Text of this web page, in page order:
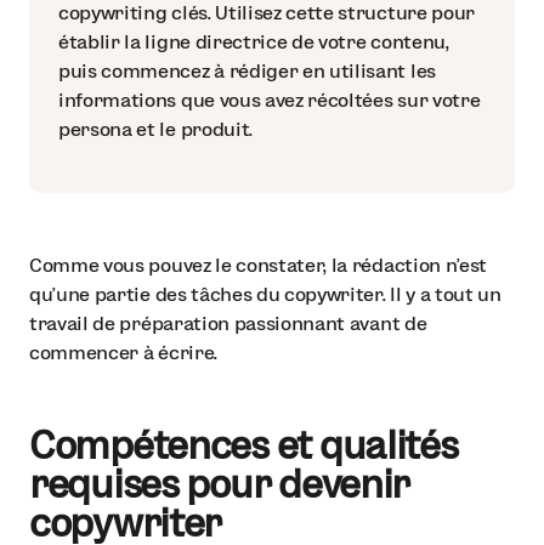
copywriting clés. Utilisez cette structure pour
établir la ligne directrice de votre contenu,
puis commencez à rédiger en utilisant les
informations que vous avez récoltées sur votre
persona et le produit.
Comme vous pouvez le constater, la rédaction n’est
qu’une partie des tâches du copywriter. Il y a tout un
travail de préparation passionnant avant de
commencer à écrire.
Compétences et qualités
requises pour devenir
copywriter